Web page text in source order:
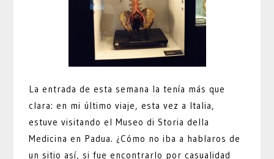
La entrada de esta semana la tenía más que
clara: en mi último viaje, esta vez a Italia,
estuve visitando el Museo di Storia della
Medicina en Padua. ¿Cómo no iba a hablaros de
un sitio así, si fue encontrarlo por casualidad